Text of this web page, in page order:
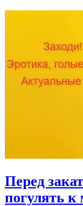
Перед
погулять